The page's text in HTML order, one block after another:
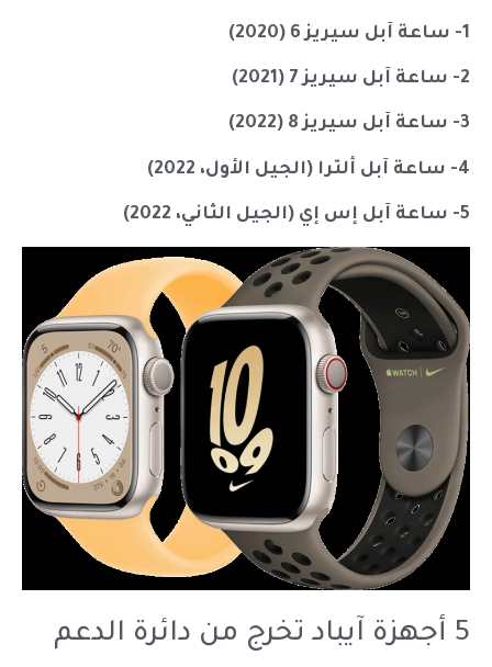
1- ساعة آبل سيريز 6 (2020)
2- ساعة آبل سيريز 7 (2021)
3- ساعة آبل سيريز 8 (2022)
4- ساعة آبل ألترا (الجيل الأول، 2022)
5- ساعة آبل إس إي (الجيل الثاني، 2022)
5 أجهزة آيباد تخرج من دائرة الدعم